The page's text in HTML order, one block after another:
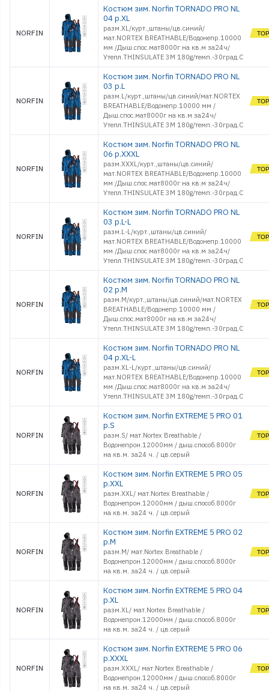
NORFIN
Костюм зим. Norfin TORNADO PRO NL
04 р.XL
разм.XL/курт.,штаны/цв.синий/
мат.NORTEX BREATHABLE/Водонепр.10000
мм /Дыш.спос.мат8000г на кв.м за24ч/
Утепл.THINSULATE 3M 180g/темп.-30град.С
NORFIN
Костюм зим. Norfin TORNADO PRO NL
03 р.L
разм.L/курт.,штаны/цв.синий/мат.NORTEX
BREATHABLE/Водонепр.10000 мм /
Дыш.спос.мат8000г на кв.м за24ч/
Утепл.THINSULATE 3M 180g/темп.-30град.С
NORFIN
Костюм зим. Norfin TORNADO PRO NL
06 р.XXXL
разм.XXXL/курт.,штаны/цв.синий/
мат.NORTEX BREATHABLE/Водонепр.10000
мм /Дыш.спос.мат8000г на кв.м за24ч/
Утепл.THINSULATE 3M 180g/темп.-30град.С
NORFIN
Костюм зим. Norfin TORNADO PRO NL
03 р.L-L
разм.L-L/курт.,штаны/цв.синий/
мат.NORTEX BREATHABLE/Водонепр.10000
мм /Дыш.спос.мат8000г на кв.м за24ч/
Утепл.THINSULATE 3M 180g/темп.-30град.С
NORFIN
Костюм зим. Norfin TORNADO PRO NL
02 р.M
разм.M/курт.,штаны/цв.синий/мат.NORTEX
BREATHABLE/Водонепр.10000 мм /
Дыш.спос.мат8000г на кв.м за24ч/
Утепл.THINSULATE 3M 180g/темп.-30град.С
NORFIN
Костюм зим. Norfin TORNADO PRO NL
04 р.XL-L
разм.XL-L/курт.,штаны/цв.синий/
мат.NORTEX BREATHABLE/Водонепр.10000
мм /Дыш.спос.мат8000г на кв.м за24ч/
Утепл.THINSULATE 3M 180g/темп.-30град.С
NORFIN
Костюм зим. Norfin EXTREME 5 PRO 01
р.S
разм.S/ мат.Nortex Breathable /
Водонепрон.12000мм / дыш.способ.8000г
на кв.м. за24 ч. / цв.серый
NORFIN
Костюм зим. Norfin EXTREME 5 PRO 05
р.XXL
разм.XXL/ мат.Nortex Breathable /
Водонепрон.12000мм / дыш.способ.8000г
на кв.м. за24 ч. / цв.серый
NORFIN
Костюм зим. Norfin EXTREME 5 PRO 02
р.M
разм.M/ мат.Nortex Breathable /
Водонепрон.12000мм / дыш.способ.8000г
на кв.м. за24 ч. / цв.серый
NORFIN
Костюм зим. Norfin EXTREME 5 PRO 04
р.XL
разм.XL/ мат.Nortex Breathable /
Водонепрон.12000мм / дыш.способ.8000г
на кв.м. за24 ч. / цв.серый
NORFIN
Костюм зим. Norfin EXTREME 5 PRO 06
р.XXXL
разм.XXXL/ мат.Nortex Breathable /
Водонепрон.12000мм / дыш.способ.8000г
на кв.м. за24 ч. / цв.серый